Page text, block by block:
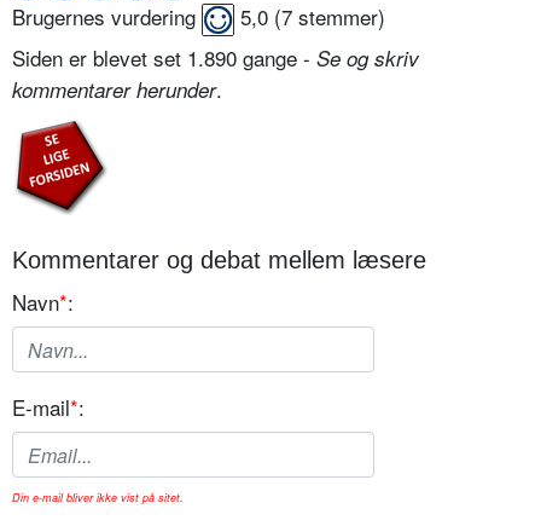
Brugernes vurdering 5,0 (7 stemmer)
Siden er blevet set 1.890 gange - Se og skriv
kommentarer herunder.
Kommentarer og debat mellem læsere
Navn*:
E-mail*:
Din e-mail bliver ikke vist på sitet.